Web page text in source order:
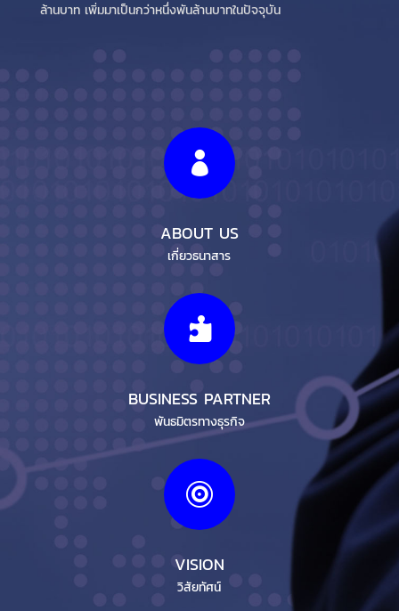
ล้านบาท เพิ่มมาเป็นกว่าหนึ่งพันล้านบาทในปัจจุบัน

ABOUT US
เกี่ยวธนาสาร

BUSINESS PARTNER
พันธมิตรทางธุรกิจ

VISION
วิสัยทัศน์